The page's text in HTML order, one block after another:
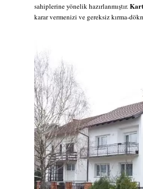
sahiplerine yönelik hazırlanmıştır.
karar vermenizi ve gereksiz kırma-